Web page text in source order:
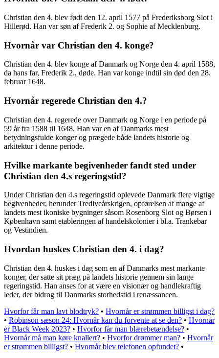
Christian den 4. blev født den 12. april 1577 på Frederiksborg Slot i
Hillerød. Han var søn af Frederik 2. og Sophie af Mecklenburg.
Hvornår var Christian den 4. konge?
Christian den 4. blev konge af Danmark og Norge den 4. april 1588,
da hans far, Frederik 2., døde. Han var konge indtil sin død den 28.
februar 1648.
Hvornår regerede Christian den 4.?
Christian den 4. regerede over Danmark og Norge i en periode på
59 år fra 1588 til 1648. Han var en af Danmarks mest
betydningsfulde konger og prægede både landets historie og
arkitektur i denne periode.
Hvilke markante begivenheder fandt sted under
Christian den 4.s regeringstid?
Under Christian den 4.s regeringstid oplevede Danmark flere vigtige
begivenheder, herunder Trediveårskrigen, opførelsen af mange af
landets mest ikoniske bygninger såsom Rosenborg Slot og Børsen i
København samt etableringen af handelskolonier i bl.a. Trankebar
og Vestindien.
Hvordan huskes Christian den 4. i dag?
Christian den 4. huskes i dag som en af Danmarks mest markante
konger, der satte sit præg på landets historie gennem sin lange
regeringstid. Han anses for at være en visionær og handlekraftig
leder, der bidrog til Danmarks storhedstid i renæssancen.
Hvorfor får man lavt blodtryk? • Hvornår er strømmen billigst i dag?
• Robinson sæson 24: Hvornår kan du forvente at se den? • Hvornår
er Black Week 2023? • Hvorfor får man blærebetændelse? •
Hvornår må man køre knallert? • Hvorfor drømmer man? • Hvornår
er strømmen billigst? • Hvornår blev telefonen opfundet? •